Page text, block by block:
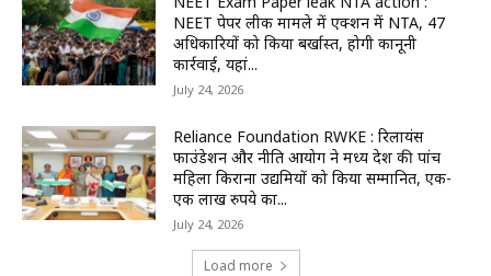
NEET पेपर लीक मामले में एक्शन में NTA, 47
अधिकारियों को किया बर्खास्त, होगी कानूनी
कार्रवाई, यहां...
July 24, 2026
Reliance Foundation RWKE : रिलायंस
फाउंडेशन और नीति आयोग ने मध्य प्रदेश की पांच
महिला किराना उद्यमियों को किया सम्मानित, एक-
एक लाख रुपये का...
July 24, 2026
Load more